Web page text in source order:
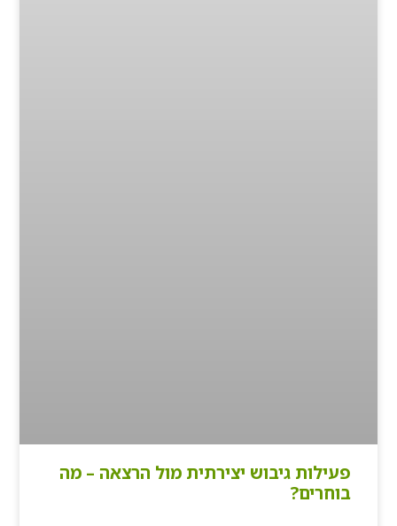
פעילות גיבוש יצירתית מול הרצאה – מה
בוחרים?